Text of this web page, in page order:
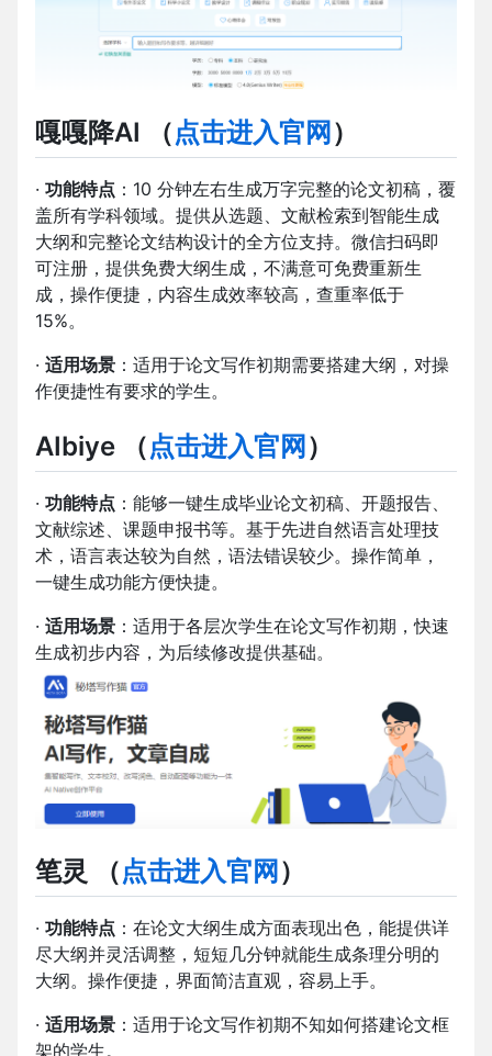
嘎嘎降AI （点击进入官网 ）
· 功能特点 ：10 分钟左右生成万字完整的论文初稿，覆
盖所有学科领域。提供从选题、文献检索到智能生成
大纲和完整论文结构设计的全方位支持。微信扫码即
可注册，提供免费大纲生成，不满意可免费重新生
成，操作便捷，内容生成效率较高，查重率低于
15%。
· 适用场景 ：适用于论文写作初期需要搭建大纲，对操
作便捷性有要求的学生。
AIbiye （点击进入官网 ）
· 功能特点 ：能够一键生成毕业论文初稿、开题报告、
文献综述、课题申报书等。基于先进自然语言处理技
术，语言表达较为自然，语法错误较少。操作简单，
一键生成功能方便快捷。
· 适用场景 ：适用于各层次学生在论文写作初期，快速
生成初步内容，为后续修改提供基础。
笔灵 （点击进入官网 ）
· 功能特点 ：在论文大纲生成方面表现出色，能提供详
尽大纲并灵活调整，短短几分钟就能生成条理分明的
大纲。操作便捷，界面简洁直观，容易上手。
· 适用场景 ：适用于论文写作初期不知如何搭建论文框
架的学生。